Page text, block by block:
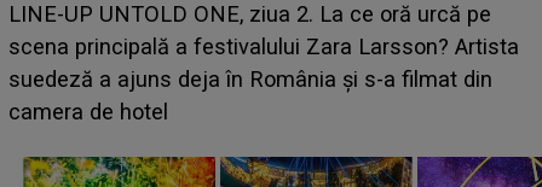
Ce a dezvăluit noua concurentă din "Casa Iubirii" l-a
luat prin surprindere pe Emanuel. CINE ESTE
BĂIATUL VIZAT de Alexandra?! Aflându-se în fața
faptului împlinit, A RECUNOSCUT IMEDIAT: "Am